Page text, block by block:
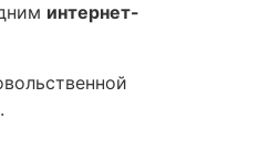
интернет-